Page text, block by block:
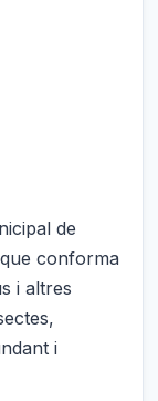
de
conforma
i altres
i